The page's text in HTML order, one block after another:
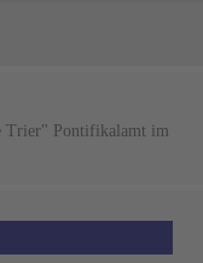
Trier" Pontifikalamt im